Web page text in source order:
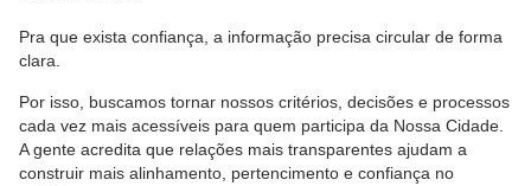
Pra que exista confiança, a informação precisa circular de forma
clara.
Por isso, buscamos tornar nossos critérios, decisões e processos
cada vez mais acessíveis para quem participa da Nossa Cidade.
A gente acredita que relações mais transparentes ajudam a
construir mais alinhamento, pertencimento e confiança no